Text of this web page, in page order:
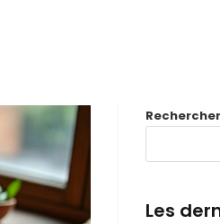
Rechercher
Les